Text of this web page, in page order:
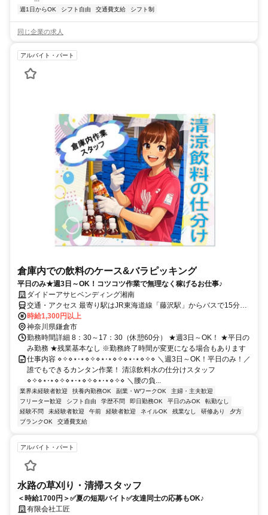
週1日からOK シフト自由 交通費支給 シフト制
同じ企業の求人
アルバイト・パート
倉庫内での飲料のケース&バラピッキング
平日のみ★週3日～OK！コツコツ作業で無理なく稼げるお仕事♪
ダイドーアサヒベンディング湘南
交通・アクセス 最寄り駅はJR東海道線「藤沢駅」からバスで15分、
「長者久保入口」 下車すぐ
時給1,300円以上
神奈川県鎌倉市
勤務時間詳細 8：30～17：30（休憩60分） ★週3日～OK！ ★平日の
み勤務 ★残業基本なし ※勤務終了時間が変更になる場合もあります
仕事内容 ⋄✧⋄⋆⋅⋆⋄✧⋄⋆⋅⋆⋄✧⋄⋆⋅⋆⋄✧⋄ ＼週3日～OK！平日のみ！／
誰でもできるカンタン作業！ 清涼飲料水の仕分けスタッフ
⋄✧⋄⋆⋅⋆⋄✧⋄⋆⋅⋆⋄✧⋄⋆⋅⋆⋄✧⋄ ＼腰の負...
業界未経験者歓迎 扶養内勤務OK 副業・WワークOK
主婦・主夫歓迎
フリーター歓迎
シフト自由 学歴不問 即日勤務OK 平日のみOK
転勤なし
経験不問
未経験者歓迎 午前 経験者歓迎 ネイルOK 残業なし 研修あり
夕方
ブランクOK
交通費支給
アルバイト・パート
水路の草刈り・清掃スタッフ
＜時給1700円＞✅夏の短期バイト✅友達同士の応募もOK♪
有限会社工匠